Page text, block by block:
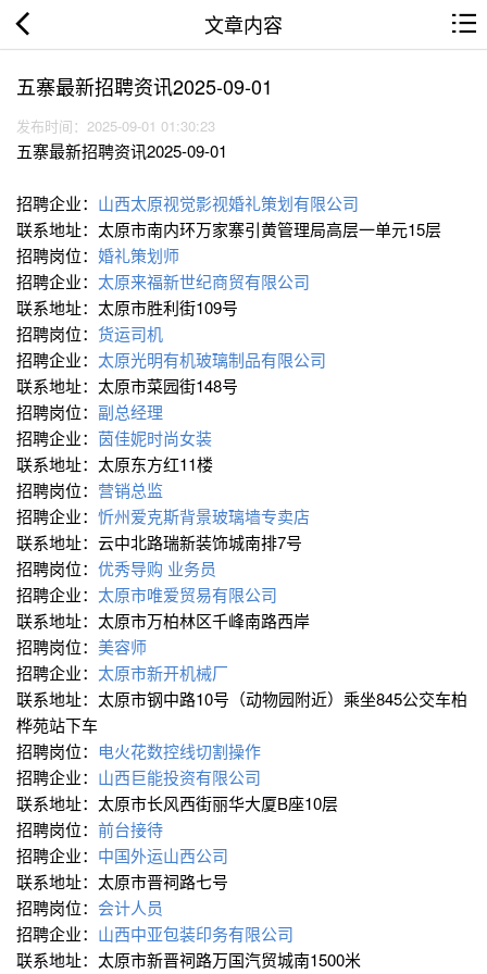
文章内容
五寨最新招聘资讯2025-09-01
发布时间：2025-09-01 01:30:23
五寨最新招聘资讯2025-09-01
招聘企业： 山西太原视觉影视婚礼策划有限公司
联系地址：太原市南内环万家寨引黄管理局高层一单元15层
招聘岗位： 婚礼策划师
招聘企业： 太原来福新世纪商贸有限公司
联系地址：太原市胜利街109号
招聘岗位： 货运司机
招聘企业： 太原光明有机玻璃制品有限公司
联系地址：太原市菜园街148号
招聘岗位： 副总经理
招聘企业： 茵佳妮时尚女装
联系地址：太原东方红11楼
招聘岗位： 营销总监
招聘企业： 忻州爱克斯背景玻璃墙专卖店
联系地址：云中北路瑞新装饰城南排7号
招聘岗位： 优秀导购 业务员
招聘企业： 太原市唯爱贸易有限公司
联系地址：太原市万柏林区千峰南路西岸
招聘岗位： 美容师
招聘企业： 太原市新开机械厂
联系地址：太原市钢中路10号（动物园附近）乘坐845公交车柏
桦苑站下车
招聘岗位： 电火花数控线切割操作
招聘企业： 山西巨能投资有限公司
联系地址：太原市长风西街丽华大厦B座10层
招聘岗位： 前台接待
招聘企业： 中国外运山西公司
联系地址：太原市晋祠路七号
招聘岗位： 会计人员
招聘企业： 山西中亚包装印务有限公司
联系地址：太原市新晋祠路万国汽贸城南1500米